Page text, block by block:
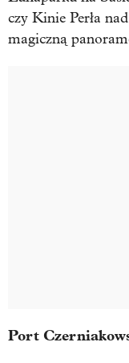
czy Kinie Perła
magiczną
Port